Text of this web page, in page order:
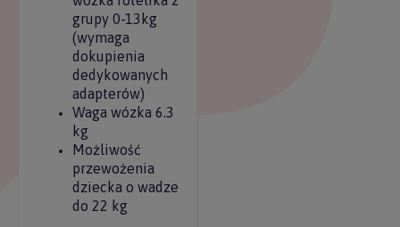
grupy 0-13kg
(wymaga
dokupienia
dedykowanych
adapterów)
Waga wózka 6.3
kg
Możliwość
przewożenia
dziecka o wadze
do 22 kg